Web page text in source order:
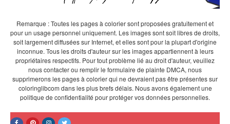
Remarque : Toutes les pages à colorier sont proposées gratuitement et
pour un usage personnel uniquement. Les images sont soit libres de droits,
soit largement diffusées sur Internet, et elles sont pour la plupart d'origine
inconnue. Tous les droits d'auteur sur les images appartiennent à leurs
propriétaires respectifs. Pour tout problème lié au droit d'auteur, veuillez
nous contacter ou remplir le formulaire de plainte DMCA, nous
supprimerons les pages à colorier qui ne devraient pas être présentes sur
coloringlibcom dans les plus brefs délais. Nous avons également une
politique de confidentialité pour protéger vos données personnelles.